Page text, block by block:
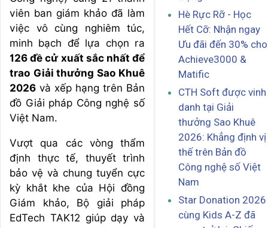
viên ban giám khảo đã làm
việc vô cùng nghiêm túc,
minh bạch để lựa chọn ra
126 đề cử xuất sắc nhất để
trao Giải thưởng Sao Khuê
2026 và xếp hạng trên Bản
đồ Giải pháp Công nghệ số
Việt Nam.
Vượt qua các vòng thẩm
định thực tế, thuyết trình
bảo vệ và chung tuyển cực
kỳ khắt khe của Hội đồng
Giám khảo, Bộ giải pháp
EdTech TAK12 giúp dạy và
Hè Rực Rỡ - Học
Hết Cỡ: Nhận ngay
Ưu đãi đến 30% cho
Achieve3000 &
Matific
CTH Soft được vinh
danh tại Giải
thưởng Sao Khuê
2026: Khẳng định vị
thế trên Bản đồ
Công nghệ số Việt
Nam
Star Donation 2026
cùng Kids A-Z đã